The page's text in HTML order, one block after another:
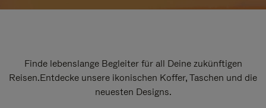
Finde lebenslange Begleiter für all Deine zukünftigen
Reisen.Entdecke unsere ikonischen Koffer, Taschen und die
neuesten Designs.